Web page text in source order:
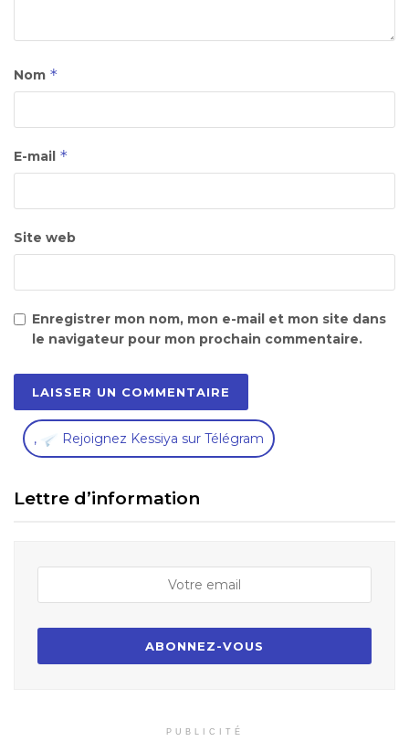
Nom *
E-mail *
Site web
Enregistrer mon nom, mon e-mail et mon site dans
le navigateur pour mon prochain commentaire.
, Rejoignez Kessiya sur Télégram
Lettre d’information
PUBLICITÉ